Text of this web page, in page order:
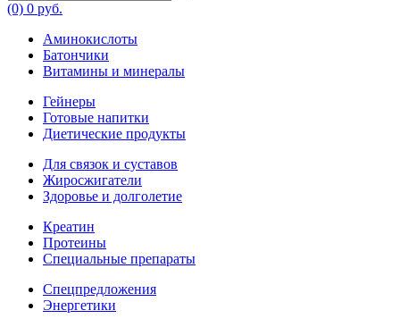
(0) 0 руб.
Аминокислоты
Батончики
Витамины и минералы
Гейнеры
Готовые напитки
Диетические продукты
Для связок и суставов
Жиросжигатели
Здоровье и долголетие
Креатин
Протеины
Специальные препараты
Спецпредложения
Энергетики